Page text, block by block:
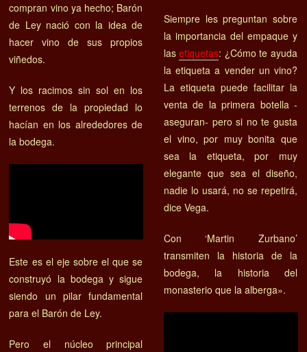
compran vino ya hecho; Barón
de Ley nació con la idea de
hacer vino de sus propios
viñedos.
Y los racimos sin sol en los
terrenos de la propiedad lo
hacían en los alrededores de
la bodega.
Este es el eje sobre el que se
construyó la bodega y sigue
siendo un pilar fundamental
para el Barón de Ley.
Pero el núcleo principal
Siempre les preguntan sobre
la importancia del empaque y
las etiquetas: ¿Cómo te ayuda
la etiqueta a vender un vino?
La etiqueta puede facilitar la
venta de la primera botella -
aseguran- pero si no te gusta
el vino, por muy bonita que
sea la etiqueta, por muy
elegante que sea el diseño,
nadie lo usará, no se repetirá,
dice Vega.
Con ‘Martin Zurbano’
transmiten la historia de la
bodega, la historia del
monasterio que la alberga».